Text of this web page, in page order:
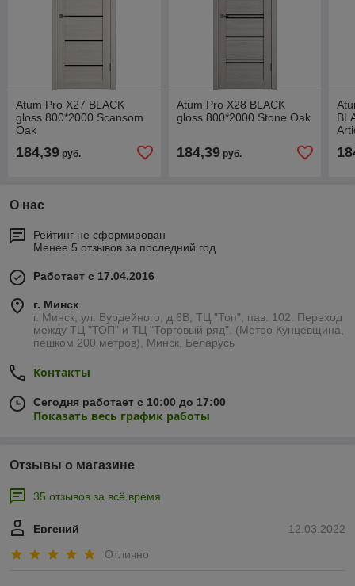
Atum Pro Х27 BLACK
gloss 800*2000 Scansom
Oak
184,39 руб.
Atum Pro Х28 BLACK
gloss 800*2000 Stone Oak
184,39руб.
О нас
Рейтинг не сформирован
Менее 5 отзывов за последний год
Работает с 17.04.2016
г. Минск
г. Минск, ул. Бурдейного, д.6В, ТЦ "Топ", пав. 102. Переход
между ТЦ "ТОП" и ТЦ "Торговый ряд". (Метро Кунцевщина,
пешком 200 метров), Минск, Беларусь
Контакты
Сегодня работает с 10:00 до 17:00
Показать весь график работы
Отзывы о магазине
35 отзывов за всё время
12.03.2022
Евгений
Отлично